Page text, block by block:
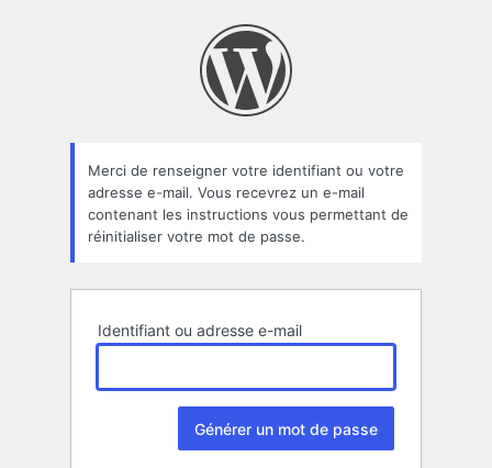
oublié
Merci de renseigner votre identifiant ou votre
adresse e-mail. Vous recevrez un e-mail
contenant les instructions vous permettant de
réinitialiser votre mot de passe.
Identifiant ou adresse e-mail